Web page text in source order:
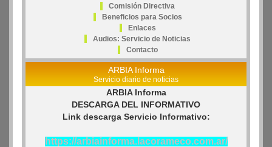
Comisión Directiva
Beneficios para Socios
Enlaces
Audios: Servicio de Noticias
Contacto
ARBIA Informa
Servicio diario de noticias
ARBIA Informa
DESCARGA DEL INFORMATIVO
Link descarga Servicio Informativo:
https://arbiainforma.lacorameco.com.ar/